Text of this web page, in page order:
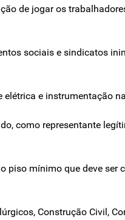
de jogar os
sociais e sindicatos
elétrica e instrumentação
como representante
piso mínimo que deve ser
Construção Civil,